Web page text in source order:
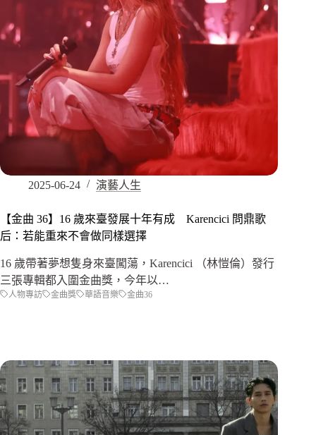
2025-06-24 演藝人生
【金曲 36】16 歲來臺發展十年有成 Karencici 問鼎歌
后：若能重來不會做同樣選擇
16 歲帶著夢想隻身來臺闖蕩，Karencici （林愷倫）發行
三張專輯都入圍金曲獎，今年以…
人物專訪 金曲獎 華語音樂 金曲36